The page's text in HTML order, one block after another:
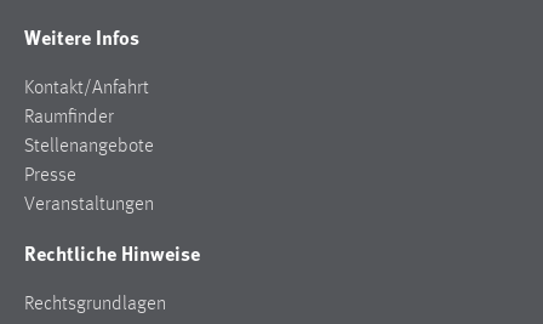
Weitere Infos
Kontakt/Anfahrt
Raumfinder
Stellenangebote
Presse
Veranstaltungen
Rechtliche Hinweise
Rechtsgrundlagen
STATISTIK
Diese Informationen helfen uns zu verstehen, wie
unsere Besucher unsere Website nutzen.
_pk_ref, _pk_cvar, _pk_id, _pk_ses
Zweck: